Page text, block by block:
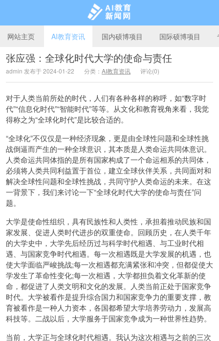
AI教育新闻网
网站主页 AI教育资讯 国内硕博项目 国际硕博项目
张应强：全球化时代大学的使命与责任
admin 发布于 2024-01-22 分类： AI教育资讯 评论(0)
对于人类当前所处的时代，人们有各种各样的称呼，如“数字时
代”“信息化时代”“智能时代”等等。从文化和教育视角来看，我觉
得称之为“全球化时代”是比较合适的。
“全球化”不仅仅是一种经济现象，更是由全球性问题和全球性挑
战倒逼而产生的一种全球意识，其本质是人类命运共同体意识。
人类命运共同体指的是所有国家构成了一个命运相系的共同体，
必须将人类共同利益置于首位，建立全球伙伴关系，共同面对和
解决全球性问题和全球性挑战，共同守护人类命运的未来。在这
一背景下，我们来讨论一下“全球化时代大学的使命与责任”问
题。
大学是使命性组织，具有民族性和人类性，承担着推动民族和国
家发展、促进人类时代进步的双重使命。回顾历史，在人类千年
的大学史中，大学先后经历过与科学时代相遇、与工业时代相
遇、与国家竞争时代相遇。每一次相遇既是大学发展的机遇，也
使大学面临严峻挑战;每一次相遇都充满紧张和冲突，但都促使大
学发生了革命性变化;每一次相遇，大学都担负着文化革新的使
命，都促进了人类文明和文化的发展。人类当前正处于国家竞争
时代。大学被看作是提升综合国力和国家竞争力的重要支撑，教
育被看作是一种人力资本，各国都希望大学培养劳动力，发展高
科技等。二战以后，大学服务于国家竞争成为一种世界性趋势。
当前，大学正与全球化时代相遇。我认为这次相遇与之前的三次